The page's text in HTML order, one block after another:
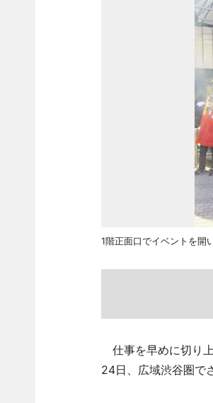
1階正面口でイベントを開
仕事を早めに切り
24日、広域渋谷圏で